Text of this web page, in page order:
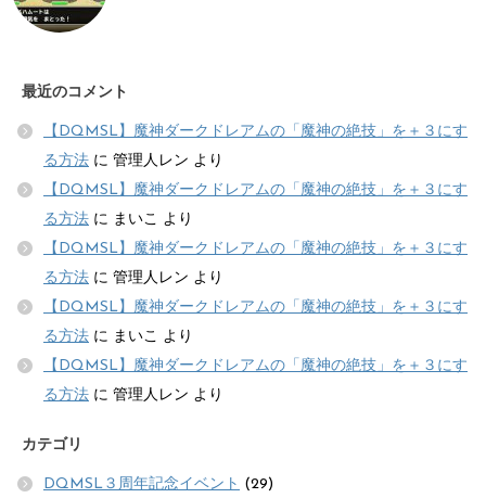
最近のコメント
【DQMSL】魔神ダークドレアムの「魔神の絶技」を＋３にす
る方法 に 管理人レン より
【DQMSL】魔神ダークドレアムの「魔神の絶技」を＋３にす
る方法 に まいこ より
【DQMSL】魔神ダークドレアムの「魔神の絶技」を＋３にす
る方法 に 管理人レン より
【DQMSL】魔神ダークドレアムの「魔神の絶技」を＋３にす
る方法 に まいこ より
【DQMSL】魔神ダークドレアムの「魔神の絶技」を＋３にす
る方法 に 管理人レン より
カテゴリ
DQMSL３周年記念イベント (29)